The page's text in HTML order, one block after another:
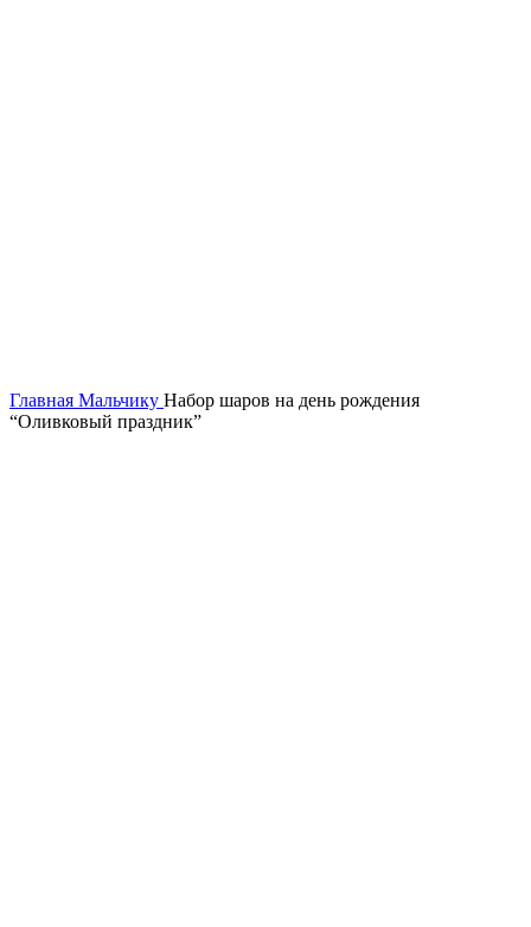
Главная Мальчику Набор шаров на день рождения
“Оливковый праздник”